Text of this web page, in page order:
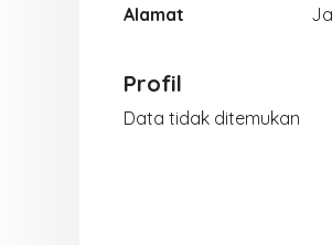
Alamat
Profil
Data tidak ditemukan